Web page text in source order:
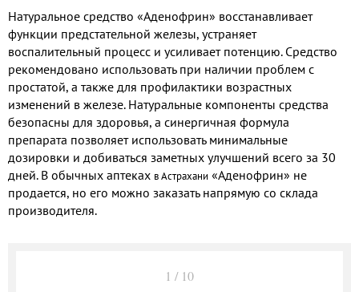
Натуральное средство «Аденофрин» восстанавливает
функции предстательной железы, устраняет
воспалительный процесс и усиливает потенцию. Средство
рекомендовано использовать при наличии проблем с
простатой, а также для профилактики возрастных
изменений в железе. Натуральные компоненты средства
безопасны для здоровья, а синергичная формула
препарата позволяет использовать минимальные
дозировки и добиваться заметных улучшений всего за 30
дней. В обычных аптеках в Астрахани «Аденофрин» не
продается, но его можно заказать напрямую со склада
производителя.
1 / 10